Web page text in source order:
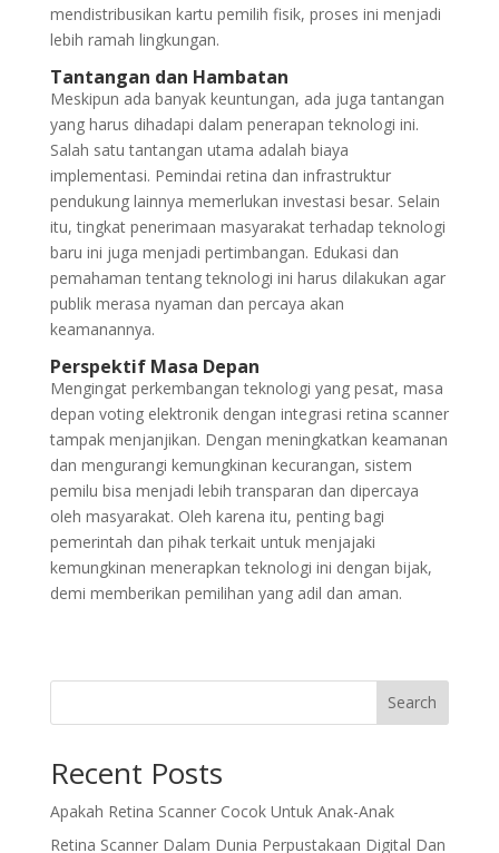
mendistribusikan kartu pemilih fisik, proses ini menjadi
lebih ramah lingkungan.
Tantangan dan Hambatan
Meskipun ada banyak keuntungan, ada juga tantangan
yang harus dihadapi dalam penerapan teknologi ini.
Salah satu tantangan utama adalah biaya
implementasi. Pemindai retina dan infrastruktur
pendukung lainnya memerlukan investasi besar. Selain
itu, tingkat penerimaan masyarakat terhadap teknologi
baru ini juga menjadi pertimbangan. Edukasi dan
pemahaman tentang teknologi ini harus dilakukan agar
publik merasa nyaman dan percaya akan
keamanannya.
Perspektif Masa Depan
Mengingat perkembangan teknologi yang pesat, masa
depan voting elektronik dengan integrasi retina scanner
tampak menjanjikan. Dengan meningkatkan keamanan
dan mengurangi kemungkinan kecurangan, sistem
pemilu bisa menjadi lebih transparan dan dipercaya
oleh masyarakat. Oleh karena itu, penting bagi
pemerintah dan pihak terkait untuk menjajaki
kemungkinan menerapkan teknologi ini dengan bijak,
demi memberikan pemilihan yang adil dan aman.
Search
Recent Posts
Apakah Retina Scanner Cocok Untuk Anak-Anak
Retina Scanner Dalam Dunia Perpustakaan Digital Dan